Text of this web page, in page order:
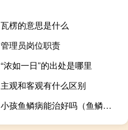
瓦楞的意思是什么
管理员岗位职责
“浓如一日”的出处是哪里
主观和客观有什么区别
小孩鱼鳞病能治好吗（鱼鳞病能治好吗）